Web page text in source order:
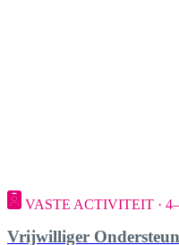
VASTE ACTIVITEIT ·
Vrijwilliger